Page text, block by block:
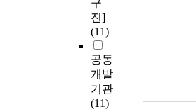
구
진]
(11)
공동
개발
기관
(11)